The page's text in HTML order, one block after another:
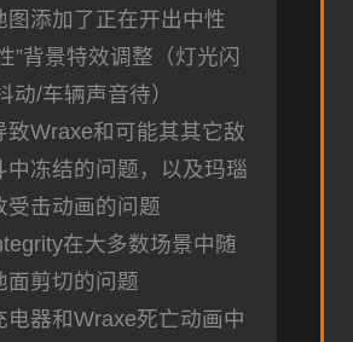
图添加了正在开出中性
”背景特效调整（灯光闪
动/车辆声音待）
致Wraxe和可能其其它敌
中冻结的问题，以及玛瑙
受击动画的问题
在大多数场景中随
面剪切的问题
电器和Wraxe死亡动画中